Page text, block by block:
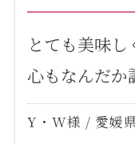
とても美味
心もなんだか
Y・W様 / 愛媛